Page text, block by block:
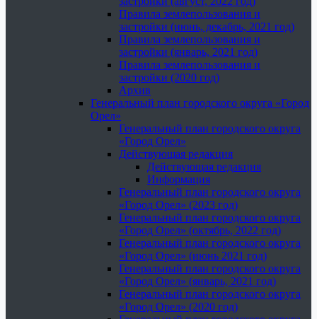
Правила землепользования и
застройки (июнь, декабрь, 2021 год)
Правила землепользования и
застройки (январь, 2021 год)
Правила землепользования и
застройки (2020 год)
Архив
Генеральный план городского округа «Город
Орел»
Генеральный план городского округа
«Город Орел»
Действующая редакция
Действующая редакция
Информация
Генеральный план городского округа
«Город Орел» (2023 год)
Генеральный план городского округа
«Город Орел» (октябрь, 2022 год)
Генеральный план городского округа
«Город Орел» (июнь 2021 год)
Генеральный план городского округа
«Город Орел» (январь, 2021 год)
Генеральный план городского округа
«Город Орел» (2020 год)